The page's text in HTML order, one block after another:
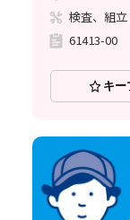
検査、組
61413-00
キー